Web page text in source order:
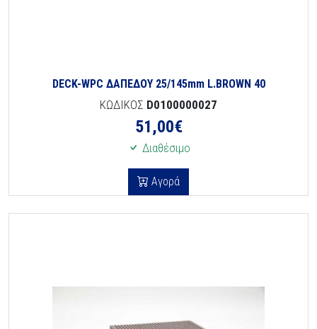
DECK-WPC ΔΑΠΕΔΟΥ 25/145mm L.BROWN 40
ΚΩΔΙΚΟΣ D0100000027
51,00€
Διαθέσιμο
Αγορά